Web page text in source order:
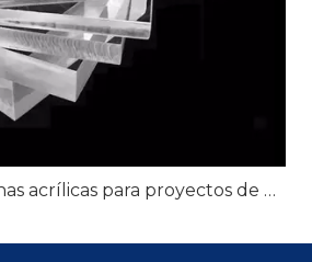
Cómo elegir láminas acrílicas para proyectos de exhibición minorista